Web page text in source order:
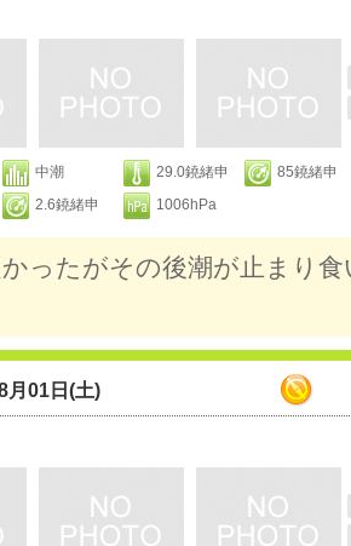
中潮 29.0鐃緒申
85鐃緒申
2.6鐃緒申 1006hPa
ったがその後潮が止まり
月01日(土)